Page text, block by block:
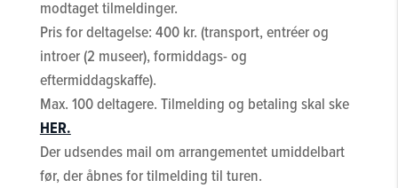
modtaget tilmeldinger.
Pris for deltagelse: 400 kr. (transport, entréer og
introer (2 museer), formiddags- og
eftermiddagskaffe).
Max. 100 deltagere. Tilmelding og betaling skal ske
HER.
Der udsendes mail om arrangementet umiddelbart
før, der åbnes for tilmelding til turen.